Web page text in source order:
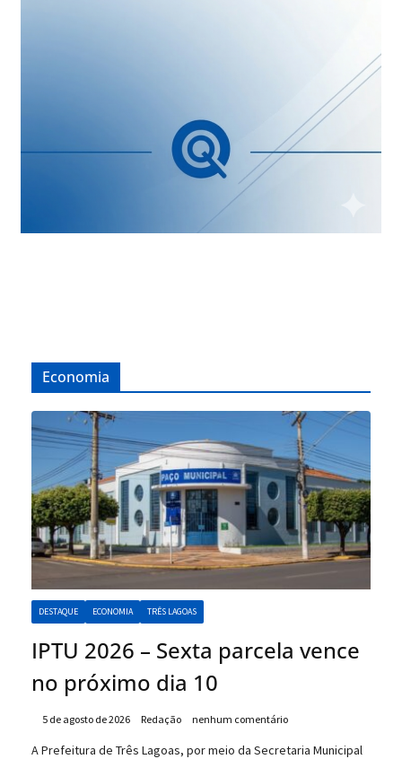
Economia
DESTAQUE ECONOMIA TRÊS LAGOAS
IPTU 2026 – Sexta parcela vence
no próximo dia 10
5 de agosto de 2026 Redação nenhum comentário
A Prefeitura de Três Lagoas, por meio da Secretaria Municipal